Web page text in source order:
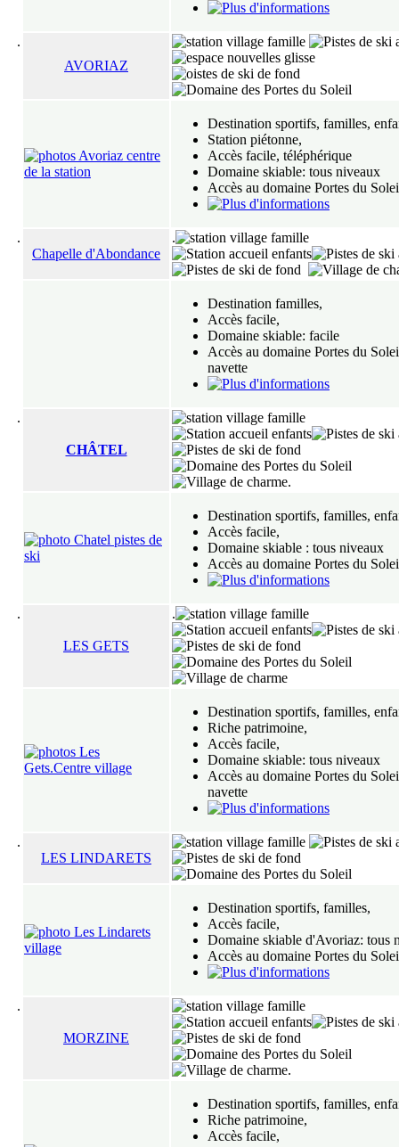
.
AVORIAZ
Destination sportifs, familles,
Station piétonne,
Accès facile, téléphérique
Domaine skiable: tous niveaux
Accès au domaine Portes du
.
Chapelle d'Abondance
.
Destination familles,
Accès facile,
Domaine skiable: facile
Accès au domaine Portes du
navette
.
CHÂTEL
.
Destination sportifs, familles,
Accès facile,
Domaine skiable : tous niveaux
Accès au domaine Portes du
.
LES GETS
.
Destination sportifs, familles,
Riche patrimoine,
Accès facile,
Domaine skiable: tous niveaux
Accès au domaine Portes du
navette
.
LES LINDARETS
Destination sportifs, familles,
Accès facile,
Domaine skiable d'Avoriaz: tous
Accès au domaine Portes du
.
MORZINE
.
Destination sportifs, familles,
Riche patrimoine,
Accès facile,